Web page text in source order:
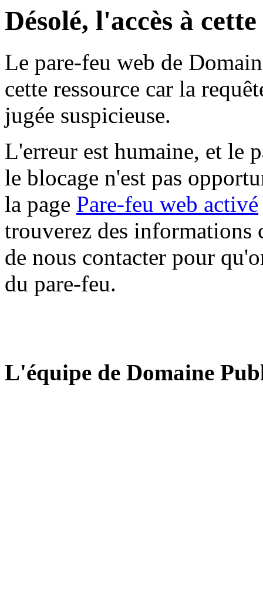
Désolé, l'accès à
Le pare-feu web de
cette ressource car la
jugée suspicieuse.
L'erreur est humaine, et le
le blocage n'est pas
la page Pare-feu web activé
trouverez des informations
de nous contacter pour
du pare-feu.
L'équipe de Domaine